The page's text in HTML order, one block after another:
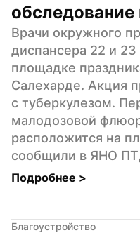
Врачи окружного
диспансера 22 и 23
площадке
Салехарде. Акция
с туберкулезом.
малодозовой
расположится на
сообщили в ЯНО
Подробнее >
Благоустройство